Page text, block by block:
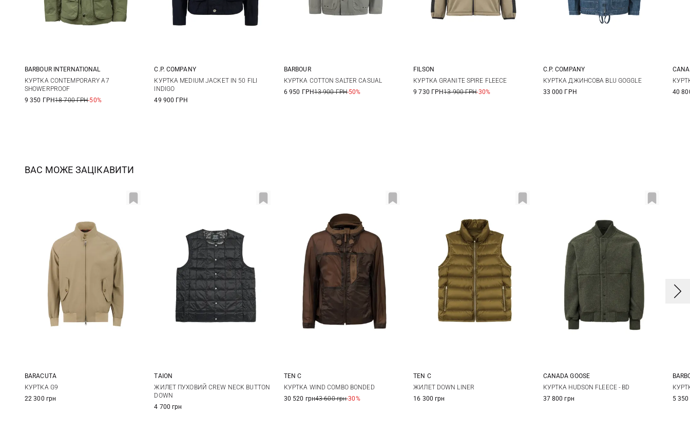
M L XL
BARBOUR INTERNATIONAL
КУРТКА CONTEMPORARY A7
SHOWERPROOF
9 350 ГРН18 700 ГРН-50%
M L XL
C.P. COMPANY
КУРТКА MEDIUM JACKET IN 50 FILI
INDIGO
49 900 ГРН
M L XL
BARBOUR
КУРТКА COTTON SALTER CASUAL
6 950 ГРН13 900 ГРН-50%
M L XL
FILSON
КУРТКА GRANITE SPIRE FLEECE
9 730 ГРН13 900 ГРН-30%
48 50 52
C.P. COMPANY
КУРТКА ДЖИНСОВА BLU GOGGLE
33 000 ГРН
M
40
ВАС МОЖЕ ЗАЦІКАВИТИ
38
BARACUTA
КУРТКА G9
22 300 грн
S M L XL
XXL
TAION
ЖИЛЕТ ПУХОВИЙ CREW NECK BUTTON
DOWN
4 700 грн
48 50 52
TEN C
КУРТКА WIND COMBO BONDED
30 520 грн43 600 грн-30%
48 50
TEN C
ЖИЛЕТ DOWN LINER
16 300 грн
M L XL
CANADA GOOSE
КУРТКА HUDSON FLEECE - BD
37 800 грн
S
5 350